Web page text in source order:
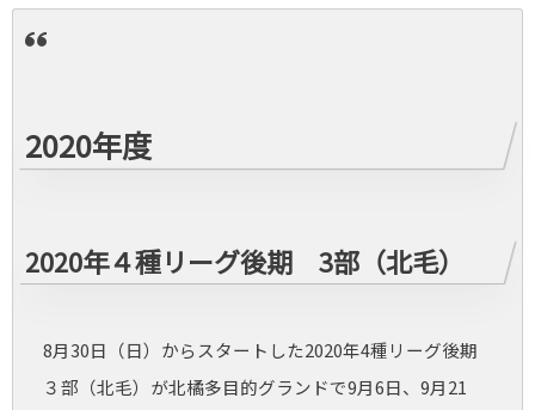
2020年度
2020年４種リーグ後期 3部（北毛）
8月30日（日）からスタートした2020年4種リーグ後期
３部（北毛）が北橘多目的グランドで9月6日、9月21